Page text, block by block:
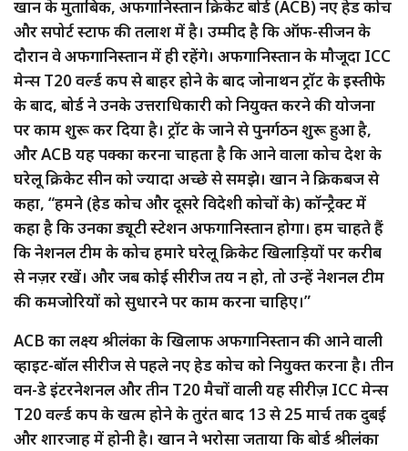
खान के मुताबिक, अफगानिस्तान क्रिकेट बोर्ड (ACB) नए हेड कोच
और सपोर्ट स्टाफ की तलाश में है। उम्मीद है कि ऑफ-सीजन के
दौरान वे अफगानिस्तान में ही रहेंगे। अफगानिस्तान के मौजूदा ICC
मेन्स T20 वर्ल्ड कप से बाहर होने के बाद जोनाथन ट्रॉट के इस्तीफे
के बाद, बोर्ड ने उनके उत्तराधिकारी को नियुक्त करने की योजना
पर काम शुरू कर दिया है। ट्रॉट के जाने से पुनर्गठन शुरू हुआ है,
और ACB यह पक्का करना चाहता है कि आने वाला कोच देश के
घरेलू क्रिकेट सीन को ज्यादा अच्छे से समझे। खान ने क्रिकबज से
कहा, “हमने (हेड कोच और दूसरे विदेशी कोचों के) कॉन्ट्रैक्ट में
कहा है कि उनका ड्यूटी स्टेशन अफगानिस्तान होगा। हम चाहते हैं
कि नेशनल टीम के कोच हमारे घरेलू क्रिकेट खिलाड़ियों पर करीब
से नज़र रखें। और जब कोई सीरीज तय न हो, तो उन्हें नेशनल टीम
की कमजोरियों को सुधारने पर काम करना चाहिए।”
ACB का लक्ष्य श्रीलंका के खिलाफ अफगानिस्तान की आने वाली
व्हाइट-बॉल सीरीज से पहले नए हेड कोच को नियुक्त करना है। तीन
वन-डे इंटरनेशनल और तीन T20 मैचों वाली यह सीरीज़ ICC मेन्स
T20 वर्ल्ड कप के खत्म होने के तुरंत बाद 13 से 25 मार्च तक दुबई
और शारजाह में होनी है। खान ने भरोसा जताया कि बोर्ड श्रीलंका